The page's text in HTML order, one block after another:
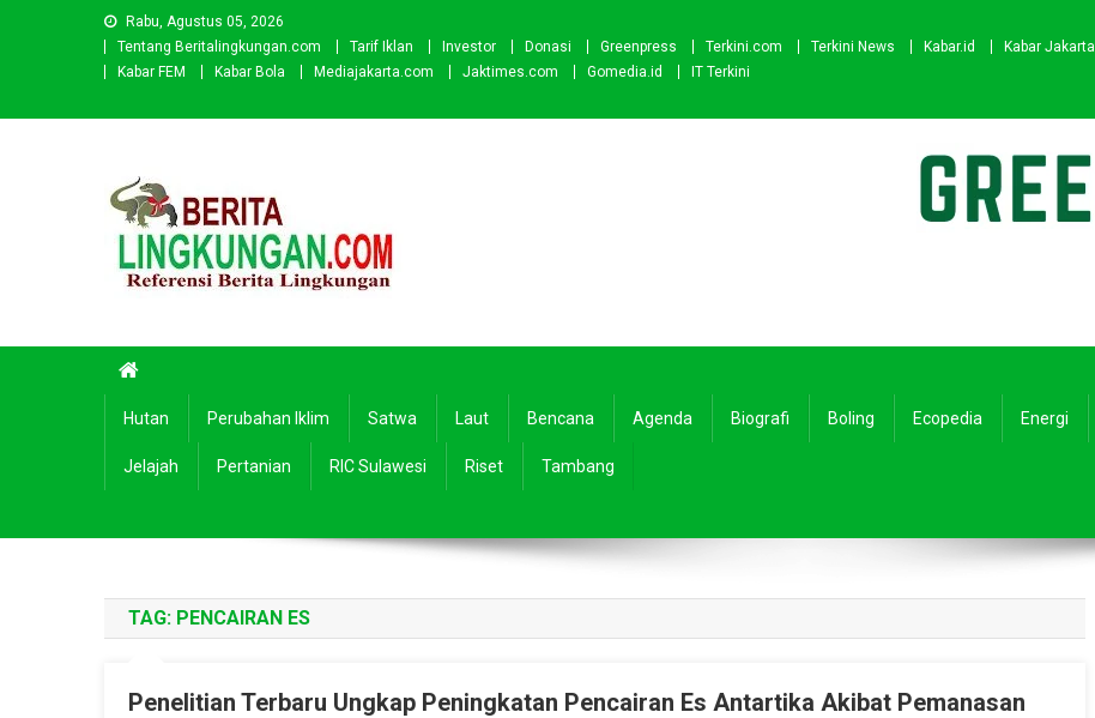
Rabu, Agustus 05, 2026
Tentang Beritalingkungan.com
Tarif Iklan Investor Donasi Greenpress Terkini.com Terkini News Kabar.id Kabar Jakarta
Kabar FEM
Kabar Bola Mediajakarta.com Jaktimes.com Gomedia.id IT Terkini
Hutan Perubahan Iklim Satwa Laut Bencana Agenda Biografi Boling Ecopedia Energi
Jelajah Pertanian RIC Sulawesi Riset Tambang
TAG: PENCAIRAN ES
Penelitian Terbaru Ungkap Peningkatan Pencairan Es Antartika Akibat Pemanasan